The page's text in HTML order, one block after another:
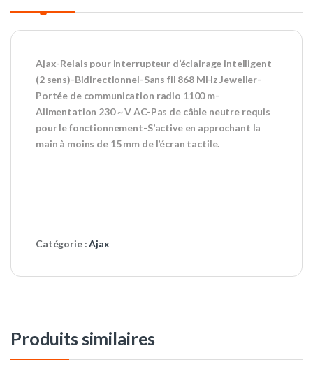
Ajax-Relais pour interrupteur d’éclairage intelligent
(2 sens)-Bidirectionnel-Sans fil 868 MHz Jeweller-
Portée de communication radio 1100 m-
Alimentation 230 ~ V AC-Pas de câble neutre requis
pour le fonctionnement-S’active en approchant la
main à moins de 15 mm de l’écran tactile.
Catégorie :Ajax
Produits similaires